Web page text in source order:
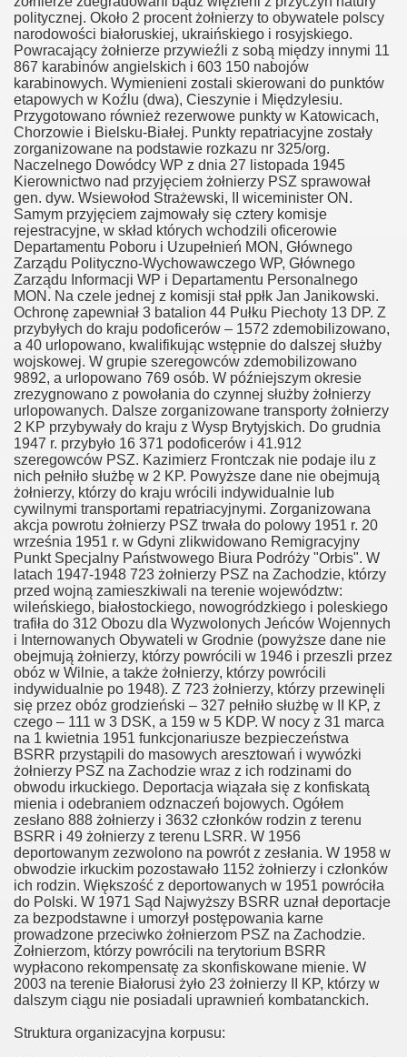
politycznej. Około 2 procent żołnierzy to obywatele polscy
narodowości białoruskiej, ukraińskiego i rosyjskiego.
Powracający żołnierze przywieźli z sobą między innymi 11
867 karabinów angielskich i 603 150 nabojów
karabinowych. Wymienieni zostali skierowani do punktów
etapowych w Koźlu (dwa), Cieszynie i Międzylesiu.
Przygotowano również rezerwowe punkty w Katowicach,
Chorzowie i Bielsku-Białej. Punkty repatriacyjne zostały
zorganizowane na podstawie rozkazu nr 325/org.
Naczelnego Dowódcy WP z dnia 27 listopada 1945
Kierownictwo nad przyjęciem żołnierzy PSZ sprawował
gen. dyw. Wsiewołod Strażewski, II wiceminister ON.
Samym przyjęciem zajmowały się cztery komisje
rejestracyjne, w skład których wchodzili oficerowie
Departamentu Poboru i Uzupełnień MON, Głównego
Zarządu Polityczno-Wychowawczego WP, Głównego
Zarządu Informacji WP i Departamentu Personalnego
MON. Na czele jednej z komisji stał ppłk Jan Janikowski.
Ochronę zapewniał 3 batalion 44 Pułku Piechoty 13 DP. Z
przybyłych do kraju podoficerów – 1572 zdemobilizowano,
a 40 urlopowano, kwalifikując wstępnie do dalszej służby
wojskowej. W grupie szeregowców zdemobilizowano
9892, a urlopowano 769 osób. W późniejszym okresie
zrezygnowano z powołania do czynnej służby żołnierzy
urlopowanych. Dalsze zorganizowane transporty żołnierzy
2 KP przybywały do kraju z Wysp Brytyjskich. Do grudnia
1947 r. przybyło 16 371 podoficerów i 41.912
szeregowców PSZ. Kazimierz Frontczak nie podaje ilu z
nich pełniło służbę w 2 KP. Powyższe dane nie obejmują
żołnierzy, którzy do kraju wrócili indywidualnie lub
cywilnymi transportami repatriacyjnymi. Zorganizowana
akcja powrotu żołnierzy PSZ trwała do polowy 1951 r. 20
września 1951 r. w Gdyni zlikwidowano Remigracyjny
Punkt Specjalny Państwowego Biura Podróży "Orbis". W
latach 1947-1948 723 żołnierzy PSZ na Zachodzie, którzy
przed wojną zamieszkiwali na terenie województw:
wileńskiego, białostockiego, nowogródzkiego i poleskiego
trafiła do 312 Obozu dla Wyzwolonych Jeńców Wojennych
i Internowanych Obywateli w Grodnie (powyższe dane nie
obejmują żołnierzy, którzy powrócili w 1946 i przeszli przez
obóz w Wilnie, a także żołnierzy, którzy powrócili
indywidualnie po 1948). Z 723 żołnierzy, którzy przewinęli
się przez obóz grodzieński – 327 pełniło służbę w II KP, z
czego – 111 w 3 DSK, a 159 w 5 KDP. W nocy z 31 marca
na 1 kwietnia 1951 funkcjonariusze bezpieczeństwa
BSRR przystąpili do masowych aresztowań i wywózki
żołnierzy PSZ na Zachodzie wraz z ich rodzinami do
obwodu irkuckiego. Deportacja wiązała się z konfiskatą
mienia i odebraniem odznaczeń bojowych. Ogółem
zesłano 888 żołnierzy i 3632 członków rodzin z terenu
BSRR i 49 żołnierzy z terenu LSRR. W 1956
deportowanym zezwolono na powrót z zesłania. W 1958 w
obwodzie irkuckim pozostawało 1152 żołnierzy i członków
ich rodzin. Większość z deportowanych w 1951 powróciła
do Polski. W 1971 Sąd Najwyższy BSRR uznał deportacje
za bezpodstawne i umorzył postępowania karne
prowadzone przeciwko żołnierzom PSZ na Zachodzie.
Żołnierzom, którzy powrócili na terytorium BSRR
wypłacono rekompensatę za skonfiskowane mienie. W
2003 na terenie Białorusi żyło 23 żołnierzy II KP, którzy w
dalszym ciągu nie posiadali uprawnień kombatanckich.
Struktura organizacyjna korpusu: